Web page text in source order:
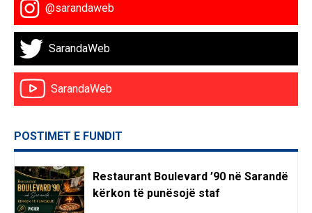
@sarandaweb
SarandaWeb
SarandaWeb
POSTIMET E FUNDIT
Restaurant Boulevard ’90 në Sarandë
kërkon të punësojë staf